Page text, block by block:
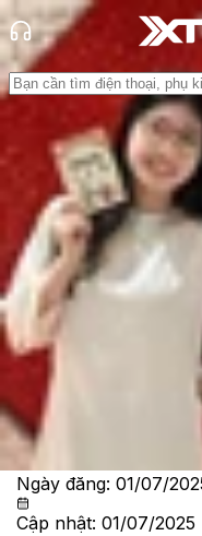
Trang chủ
Tin tức
Tin Mới
Tin MớiĐánh Giá -
mãi
Thủ thuậtHỏi đáp
hàng - Sự kiện
Thông số kỹ
10 Pro và 10
cấp gì?
Lê Thị Huỳnh Như
Ngày đăng: 01/07/
Cập nhật: 01/07/2025